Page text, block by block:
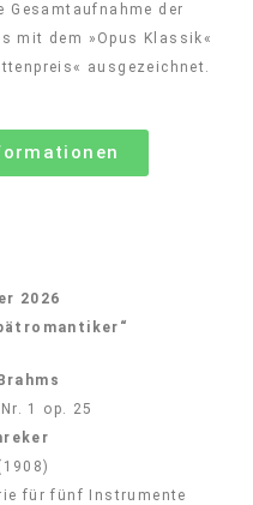
Gesamtaufnahme der
mit dem »Opus Klassik«
ausgezeichnet.
2026
1 op. 25
für fünf Instrumente